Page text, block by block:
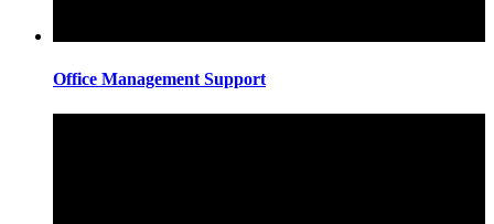
Office Management Support